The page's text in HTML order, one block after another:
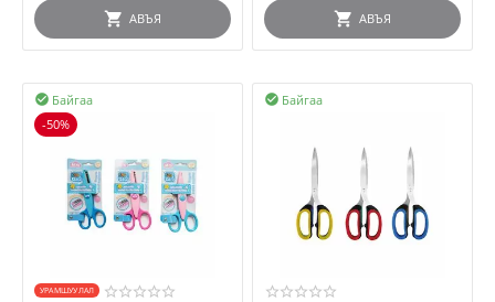
АВЪЯ АВЪЯ
Байгаа

-50%
УРАМШУУЛАЛ
Байгаа
